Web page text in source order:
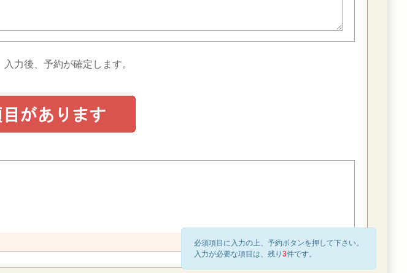
入力後、予約が確定します。
必須項目に入力の上、予約ボタンを押して下さい。
入力が必要な項目は、残り 3件です。